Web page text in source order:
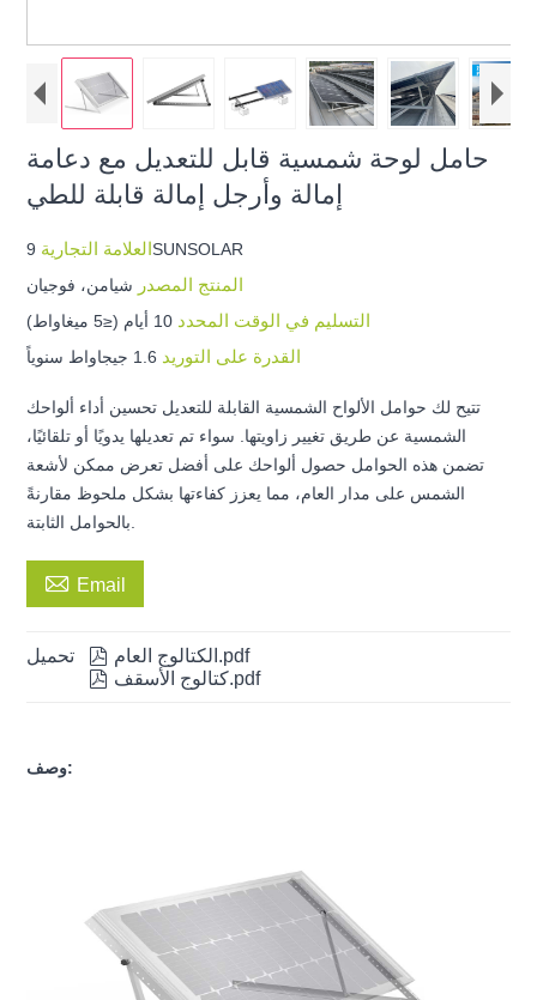
حامل لوحة شمسية قابل للتعديل مع دعامة
إمالة وأرجل إمالة قابلة للطي
العلامة التجارية9SUNSOLAR
المنتج المصدر شيامن، فوجيان
التسليم في الوقت المحدد 10 أيام (≤5 ميغاواط)
القدرة على التوريد 1.6 جيجاواط سنوياً
تتيح لك حوامل الألواح الشمسية القابلة للتعديل تحسين أداء ألواحك
الشمسية عن طريق تغيير زاويتها. سواء تم تعديلها يدويًا أو تلقائيًا،
تضمن هذه الحوامل حصول ألواحك على أفضل تعرض ممكن لأشعة
الشمس على مدار العام، مما يعزز كفاءتها بشكل ملحوظ مقارنةً
 Email
تحميل  الكتالوج العام.pdf
 كتالوج الأسقف.pdf
وصف: